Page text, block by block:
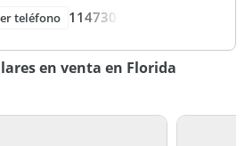
teléfono 114730-
en venta en Florida